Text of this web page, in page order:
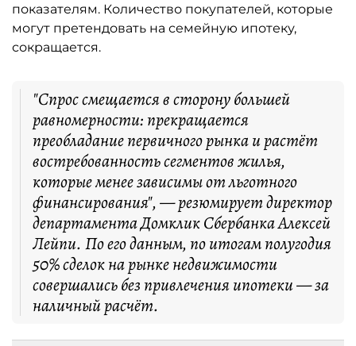
показателям. Количество покупателей, которые
могут претендовать на семейную ипотеку,
сокращается.
"Спрос смещается в сторону большей
равномерности: прекращается
преобладание первичного рынка и растёт
востребованность сегментов жилья,
которые менее зависимы от льготного
финансирования", — резюмирует директор
департамента Домклик Сбербанка Алексей
Лейпи. По его данным, по итогам полугодия
50% сделок на рынке недвижимости
совершались без привлечения ипотеки — за
наличный расчёт.